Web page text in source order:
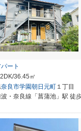
ート
36.45㎡
奈良市学園朝日元町 １丁目
・奈良線「菖蒲池」駅 徒